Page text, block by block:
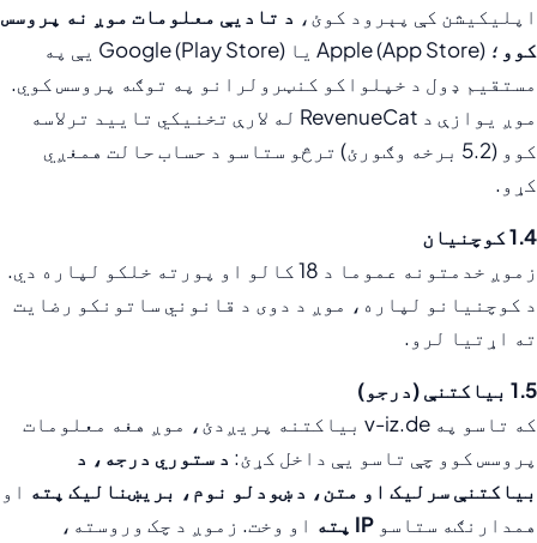
اپلیکیشن کې پېرود کوئ، د تادیې معلومات موږ نه پروسس
کوو
؛ Apple (App Store) یا Google (Play Store) یې په
مستقیم ډول د خپلواکو کنټرولرانو په توګه پروسس کوي.
موږ یوازې د RevenueCat له لارې تخنیکي تایید ترلاسه
کوو (5.2 برخه وګورئ) ترڅو ستاسو د حساب حالت همغږي
کړو.
1.4 کوچنيان
زموږ خدمتونه عموما د 18 کالو او پورته خلکو لپاره دي.
د کوچنیانو لپاره، موږ د دوی د قانوني ساتونکو رضایت
ته اړتیا لرو.
1.5 بیاکتنې (درجو)
که تاسو په v-iz.de بیاکتنه پریږدئ، موږ هغه معلومات
پروسس کوو چې تاسو یې داخل کړئ: د ستوري درجه، د
بیاکتنې سرلیک او متن، د ښودلو نوم، بریښنالیک پته او
همدارنګه ستاسو IP پته
او وخت. زموږ د چک وروسته،